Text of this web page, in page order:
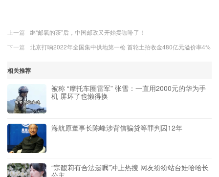
上一篇
继“邮氧的茶”后，中国邮政又开始卖咖啡了！
下一篇
北京打响2022年全国集中供地第一枪 首轮土拍收金480亿元溢价率4%
相关推荐
被称 “摩托车圈雷军” 张雪：一直用2000元的华为手
机 屏坏了也懒得换
海航原董事长陈峰涉背信骗贷等罪判囚12年
“宗馥莉有合法遗嘱”冲上热搜 网友纷纷站台娃哈哈长
公主